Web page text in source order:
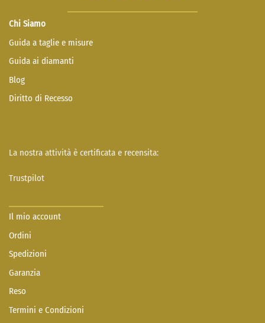
Chi Siamo
Guida a taglie e misure
Guida ai diamanti
Blog
Diritto di Recesso
La nostra attività è certificata e recensita:
Trustpilot
Il mio account
Ordini
Spedizioni
Garanzia
Reso
Termini e Condizioni